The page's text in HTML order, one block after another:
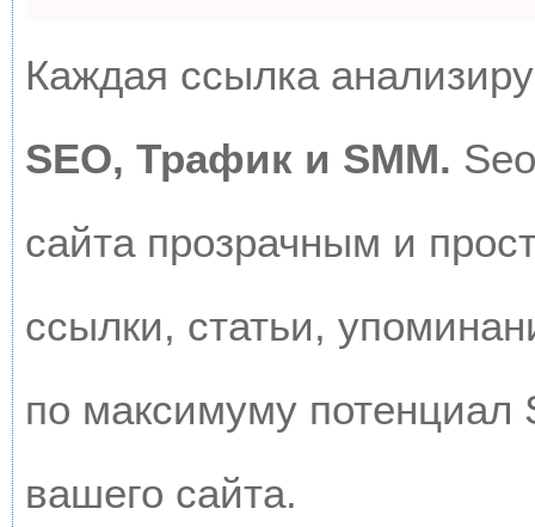
Каждая ссылка
SEO, Трафик и SMM.
сайта прозрачным и
ссылки, статьи,
по максимуму потенциал
вашего сайта.